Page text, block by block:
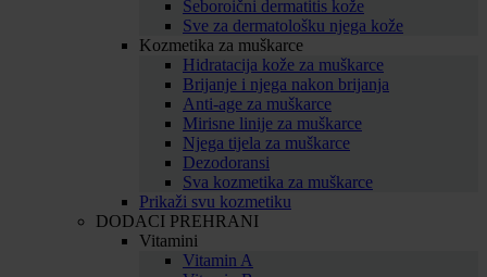
Seboroični dermatitis kože
Sve za dermatološku njega kože
Kozmetika za muškarce
Hidratacija kože za muškarce
Brijanje i njega nakon brijanja
Anti-age za muškarce
Mirisne linije za muškarce
Njega tijela za muškarce
Dezodoransi
Sva kozmetika za muškarce
Prikaži svu kozmetiku
DODACI PREHRANI
Vitamini
Vitamin A